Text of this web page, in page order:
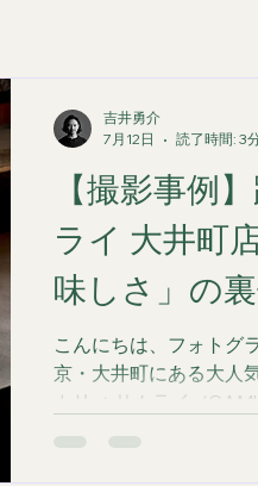
【撮影事例
ライ 大井町
味しさ」の
ストーリー
こんにちは、フォトグ
京・大井町にある大人
カリィ サムライ（
例をご紹介します。 普
吉井勇介
7月12日
読了時間: 3